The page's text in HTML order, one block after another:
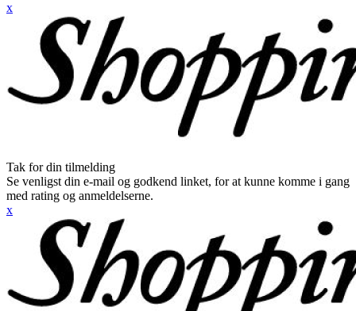
x
Tak for din tilmelding
Se venligst din e-mail og godkend linket, for at kunne komme i gang
med rating og anmeldelserne.
x